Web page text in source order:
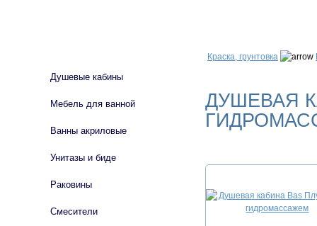
Краска, грунтовка
ДУШЕВАЯ
Душевые кабины
Мебель для ванной
Ванны акриловые
Унитазы и биде
Раковины
Смесители